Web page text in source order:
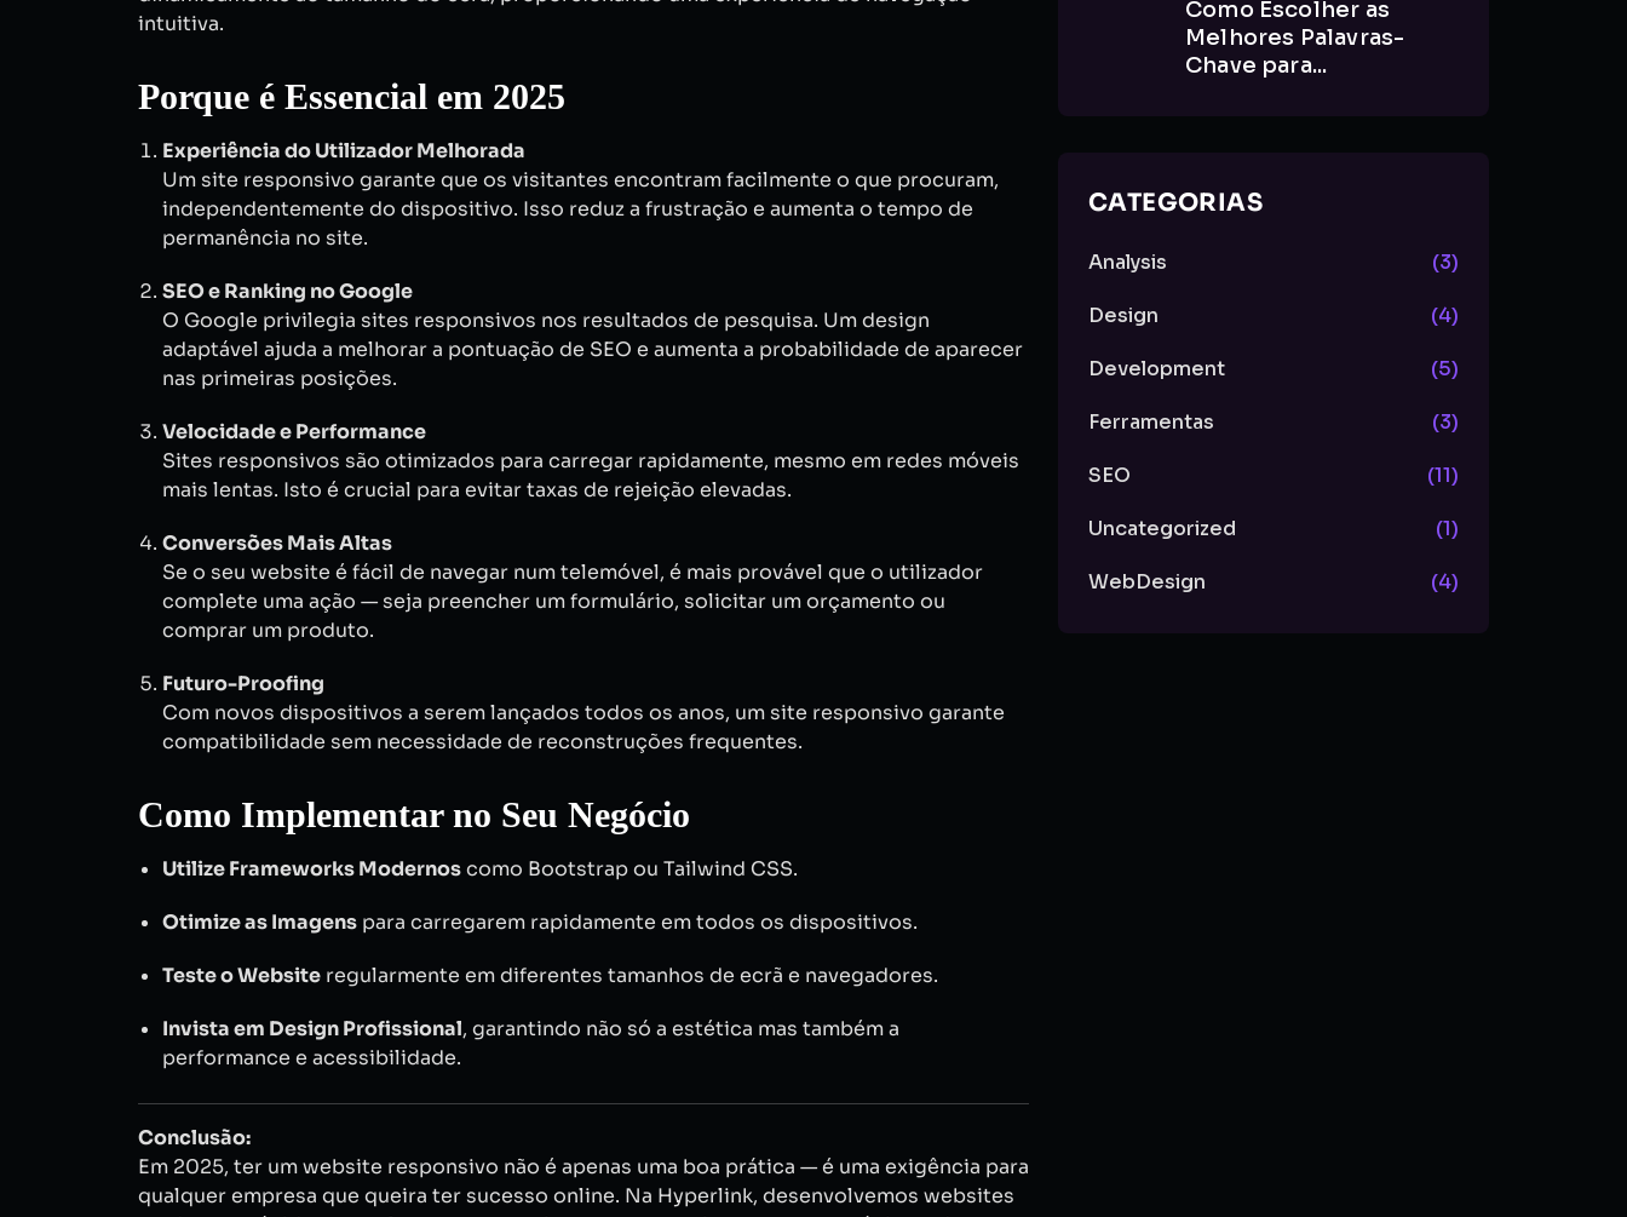
intuitiva.
Porque é Essencial em 2025
Experiência do Utilizador Melhorada
Um site responsivo garante que os visitantes encontram facilmente o que procuram,
independentemente do dispositivo. Isso reduz a frustração e aumenta o tempo de
permanência no site.
SEO e Ranking no Google
O Google privilegia sites responsivos nos resultados de pesquisa. Um design
adaptável ajuda a melhorar a pontuação de SEO e aumenta a probabilidade de aparecer
nas primeiras posições.
Velocidade e Performance
Sites responsivos são otimizados para carregar rapidamente, mesmo em redes móveis
mais lentas. Isto é crucial para evitar taxas de rejeição elevadas.
Conversões Mais Altas
Se o seu website é fácil de navegar num telemóvel, é mais provável que o utilizador
complete uma ação — seja preencher um formulário, solicitar um orçamento ou
comprar um produto.
Futuro-Proofing
Com novos dispositivos a serem lançados todos os anos, um site responsivo garante
compatibilidade sem necessidade de reconstruções frequentes.
Como Implementar no Seu Negócio
Utilize Frameworks Modernoscomo Bootstrap ou Tailwind CSS.
Otimize as Imagens para carregarem rapidamente em todos os dispositivos.
Teste o Website regularmente em diferentes tamanhos de ecrã e navegadores.
Invista em Design Profissional, garantindo não só a estética mas também a
performance e acessibilidade.
Conclusão:
Em 2025, ter um website responsivo não é apenas uma boa prática — é uma exigência para
qualquer empresa que queira ter sucesso online. Na Hyperlink, desenvolvemos websites
Como Escolher as
Melhores Palavras-
Chave para...
CATEGORIAS
Analysis (3)
Design (4)
Development (5)
Ferramentas (3)
SEO (11)
Uncategorized (1)
WebDesign (4)